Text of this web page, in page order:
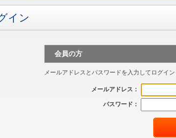
イン
会員の方
メールアドレスとパスワードを入力してログイン
メールアドレス：
パスワード：